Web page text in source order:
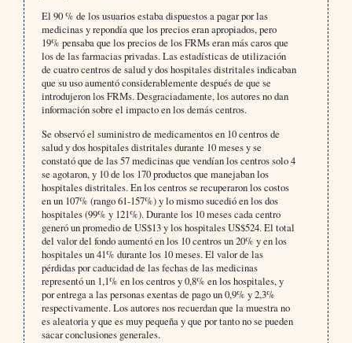
El 90 % de los usuarios estaba dispuestos a pagar por las
medicinas y repondía que los precios eran apropiados, pero
19% pensaba que los precios de los FRMs eran más caros que
los de las farmacias privadas. Las estadísticas de utilización
de cuatro centros de salud y dos hospitales distritales indicaban
que su uso aumentó considerablemente después de que se
introdujeron los FRMs. Desgraciadamente, los autores no dan
información sobre el impacto en los demás centros.
Se observó el suministro de medicamentos en 10 centros de
salud y dos hospitales distritales durante 10 meses y se
constató que de las 57 medicinas que vendían los centros solo 4
se agotaron, y 10 de los 170 productos que manejaban los
hospitales distritales. En los centros se recuperaron los costos
en un 107% (rango 61-157%) y lo mismo sucedió en los dos
hospitales (99% y 121%). Durante los 10 meses cada centro
generó un promedio de US$13 y los hospitales US$524. El total
del valor del fondo aumentó en los 10 centros un 20% y en los
hospitales un 41% durante los 10 meses. El valor de las
pérdidas por caducidad de las fechas de las medicinas
representó un 1,1% en los centros y 0,8% en los hospitales, y
por entrega a las personas exentas de pago un 0,9% y 2,3%
respectivamente. Los autores nos recuerdan que la muestra no
es aleatoria y que es muy pequeña y que por tanto no se pueden
sacar conclusiones generales.